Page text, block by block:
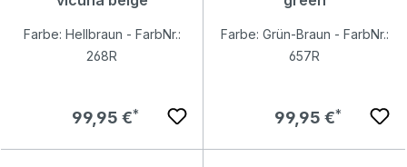
Farbe: Hellbraun - FarbNr.:
268R
Regulärer Preis:
99,95 €
Farbe: Grün-Braun - FarbNr.:
657R
Regulärer Preis:
99,95 €